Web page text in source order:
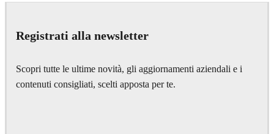
Registrati alla newsletter
Scopri tutte le ultime novità, gli aggiornamenti aziendali e i
contenuti consigliati, scelti apposta per te.